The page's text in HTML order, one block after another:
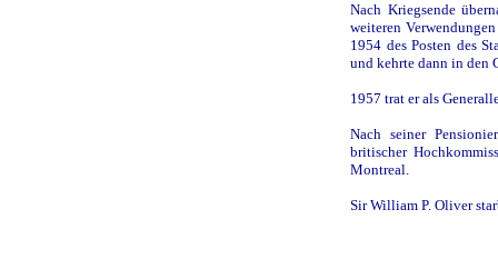
Nach Kriegsende
weiteren
1954 des Posten des
und kehrte dann in den
1957 trat er als
Nach seiner
britischer
Montreal.
Sir William P. Oliver